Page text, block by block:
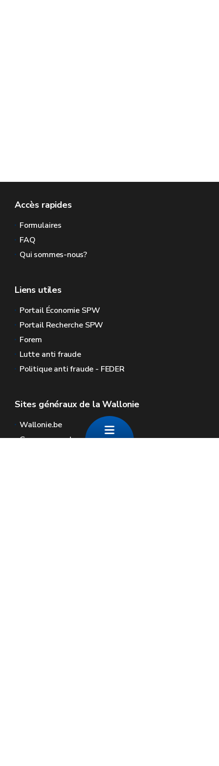
Accès rapides
Formulaires
FAQ
Qui sommes-nous?
Liens utiles
Portail Économie SPW
Portail Recherche SPW
Forem
Lutte anti fraude
Politique anti fraude - FEDER
Sites généraux de la Wallonie
Wallonie.be
Gouvernement wallon